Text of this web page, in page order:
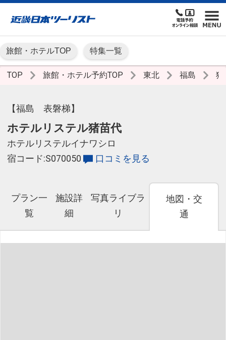
旅館・ホテルTOP 特集一覧
TOP 旅館・ホテル予約TOP 東北 福島 猪
【福島 表磐梯】
ホテルリステル猪苗代
ホテルリステルイナワシロ
宿コード:S070050
口コミを見る
プラン一
覧
施設詳
細
写真ライブラ
リ
地図・交
通